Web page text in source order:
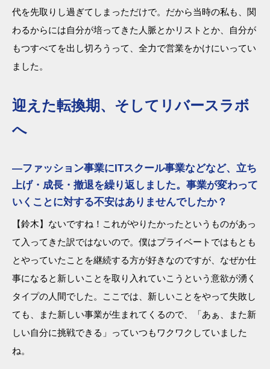
代を先取りし過ぎてしまっただけで。だから当時の私も、関
わるからには自分が培ってきた人脈とかリストとか、自分が
もつすべてを出し切ろうって、全力で営業をかけにいってい
ました。
迎えた転換期、そしてリバースラボ
へ
―ファッション事業にITスクール事業などなど、立ち
上げ・成長・撤退を繰り返しました。事業が変わって
いくことに対する不安はありませんでしたか？
【鈴木】ないですね！これがやりたかったというものがあっ
て入ってきた訳ではないので。僕はプライベートではもとも
とやっていたことを継続する方が好きなのですが、なぜか仕
事になると新しいことを取り入れていこうという意欲が湧く
タイプの人間でした。ここでは、新しいことをやって失敗し
ても、また新しい事業が生まれてくるので、「あぁ、また新
しい自分に挑戦できる」っていつもワクワクしていました
ね。